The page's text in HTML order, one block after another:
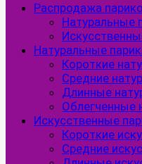
Распродажа
Натуральные
Натуральные
Короткие
Средние
Длинные
Облегченные
Искусственные
Короткие
Средние